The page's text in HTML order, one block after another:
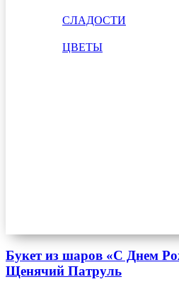
СЛАДОСТИ
ЦВЕТЫ
Букет из шаров «С Днем
Щенячий Патруль